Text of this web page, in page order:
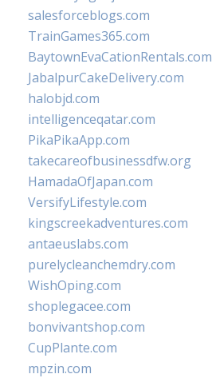
salesforceblogs.com
TrainGames365.com
BaytownEvaCationRentals.com
JabalpurCakeDelivery.com
halobjd.com
intelligenceqatar.com
PikaPikaApp.com
takecareofbusinessdfw.org
HamadaOfJapan.com
VersifyLifestyle.com
kingscreekadventures.com
antaeuslabs.com
purelycleanchemdry.com
WishOping.com
shoplegacee.com
bonvivantshop.com
CupPlante.com
mpzin.com